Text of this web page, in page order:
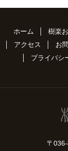
ホーム 樹楽
アクセス
お
プライバシ
〒